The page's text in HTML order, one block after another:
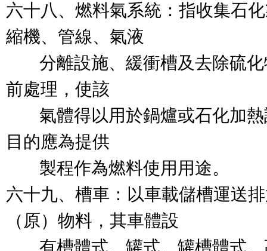
六十八、燃料氣系統：指收集石
縮機、管線、氣液
分離設施、緩衝槽及去除硫化
前處理，使該
氣體得以用於鍋爐或石化加熱
目的應為提供
製程作為燃料使用用途。
六十九、槽車：以車載儲槽運送
（原）物料，其車體設
有槽體式、罐式、罐槽體式、